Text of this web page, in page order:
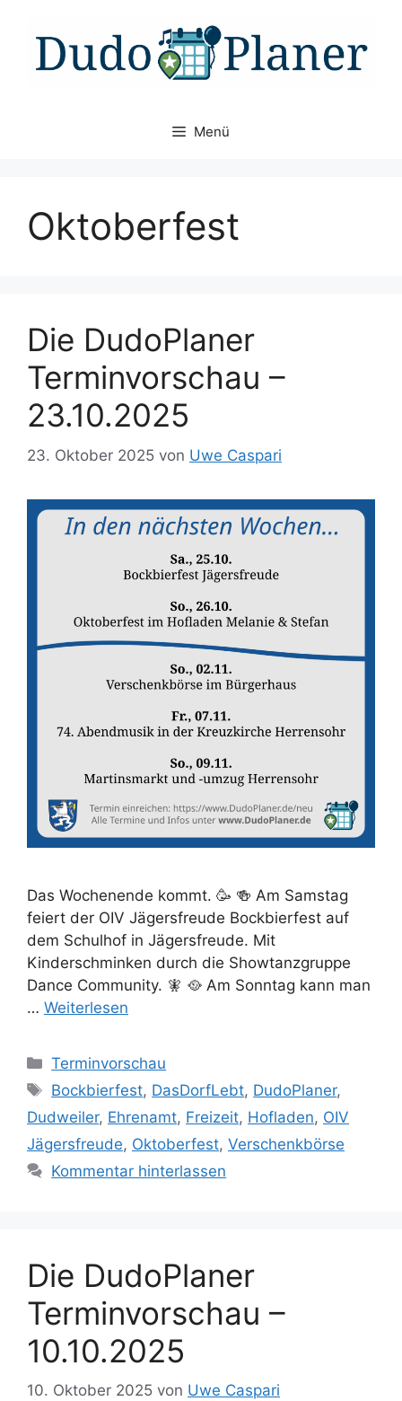
Inhalt
springen
Menü
Oktoberfest
Die DudoPlaner
Terminvorschau –
23.10.2025
23. Oktober 2025 von Uwe Caspari
Das Wochenende kommt. 🥳 🍻 Am Samstag
feiert der OIV Jägersfreude Bockbierfest auf
dem Schulhof in Jägersfreude. Mit
Kinderschminken durch die Showtanzgruppe
Dance Community. 🧚 🥘 Am Sonntag kann man
… Weiterlesen
Kategorien
Terminvorschau
Schlagwörter
Bockbierfest, DasDorfLebt, DudoPlaner,
Dudweiler, Ehrenamt, Freizeit, Hofladen, OIV
Jägersfreude, Oktoberfest, Verschenkbörse
Kommentar hinterlassen
Die DudoPlaner
Terminvorschau –
10.10.2025
10. Oktober 2025 von Uwe Caspari